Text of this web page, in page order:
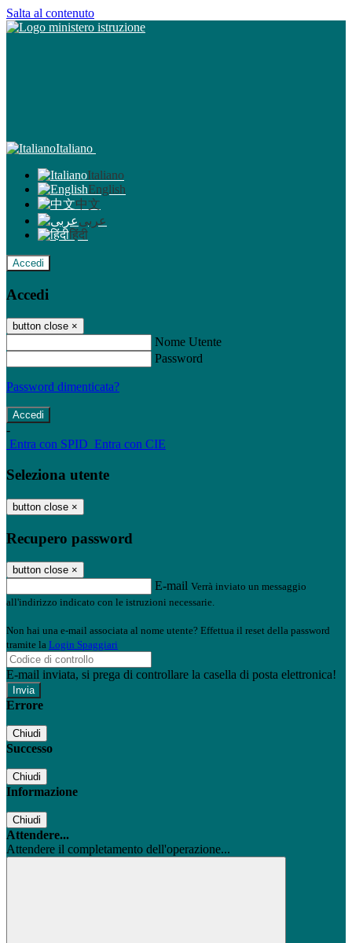
Salta al contenuto
Italiano
Italiano
English
中文
عربى
हिंदी
Accedi
Accedi
button close ×
Nome Utente
Password
Password dimenticata?
-
Entra con SPID Entra con CIE
Seleziona utente
button close ×
Recupero password
button close ×
E-mail Verrà inviato un messaggio
all'indirizzo indicato con le istruzioni necessarie.
Non hai una e-mail associata al nome utente? Effettua il reset della password
tramite la Login Spaggiari
E-mail inviata, si prega di controllare la casella di posta elettronica!
Errore
Chiudi
Successo
Chiudi
Informazione
Chiudi
Attendere...
Attendere il completamento dell'operazione...